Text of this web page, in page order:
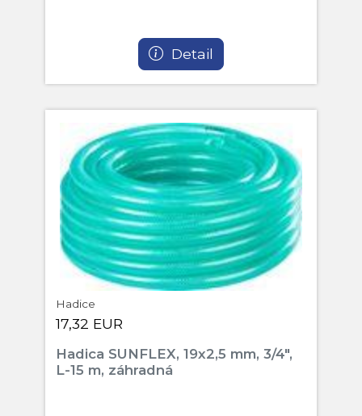
Detail
Hadice
17,32 EUR
Hadica SUNFLEX, 19x2,5 mm, 3/4",
L-15 m, záhradná